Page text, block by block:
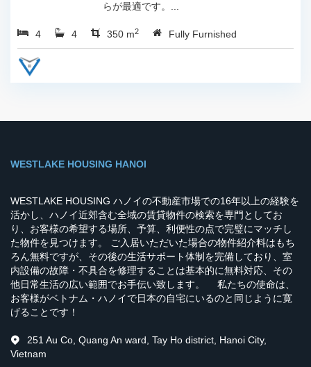
らが最適です。...
4 4 350 m2 Fully Furnished
WESTLAKE HOUSING HANOI
WESTLAKE HOUSING ハノイの不動産市場での16年以上の経験を
活かし、ハノイ近郊含む全域の賃貸物件の検索を専門としてお
り、お客様の希望する場所、予算、利便性の点で完璧にマッチし
た物件を見つけます。 ご入居いただいた場合の物件紹介料はもち
ろん無料ですが、その後の生活サポート体制を完備しており、室
内設備の故障・不具合を修理することは基本的に無料対応、その
他日常生活の広い範囲でお手伝い致します。 私たちの使命は、
お客様がベトナム・ハノイで日本の自宅にいるのと同じように寛
げることです！
251 Au Co, Quang An ward, Tay Ho district, Hanoi City,
Vietnam